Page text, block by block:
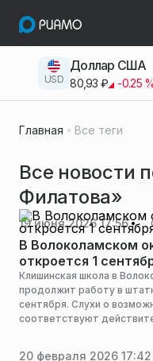
USD
Доллар США
80,93 ₽ -0.25%
Главная Все теги
Все новости
Филатова»
19 июня 2026 17:56
В Волоколамском
откроется 1
Клишинская школа в
продолжит работу в
сентября. Слухи о
соответствуют
20 февраля 2026 17:42